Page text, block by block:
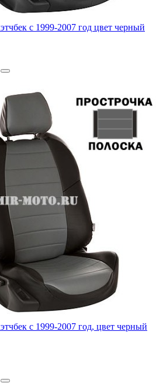
с 1999-2007 год цвет черный
с 1999-2007 год, цвет черный